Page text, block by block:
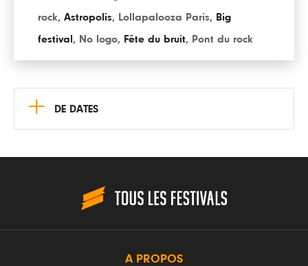
rock, Astropolis, Lollapalooza Paris, Big
festival , No logo, Fête du bruit, Pont du rock
+ DE DATES
A PROPOS